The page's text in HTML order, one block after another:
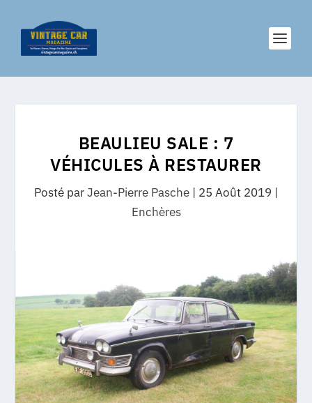
BEAULIEU SALE : 7
VÉHICULES À RESTAURER
Posté parJean-Pierre Pasche | 25 Août 2019 |
Enchères